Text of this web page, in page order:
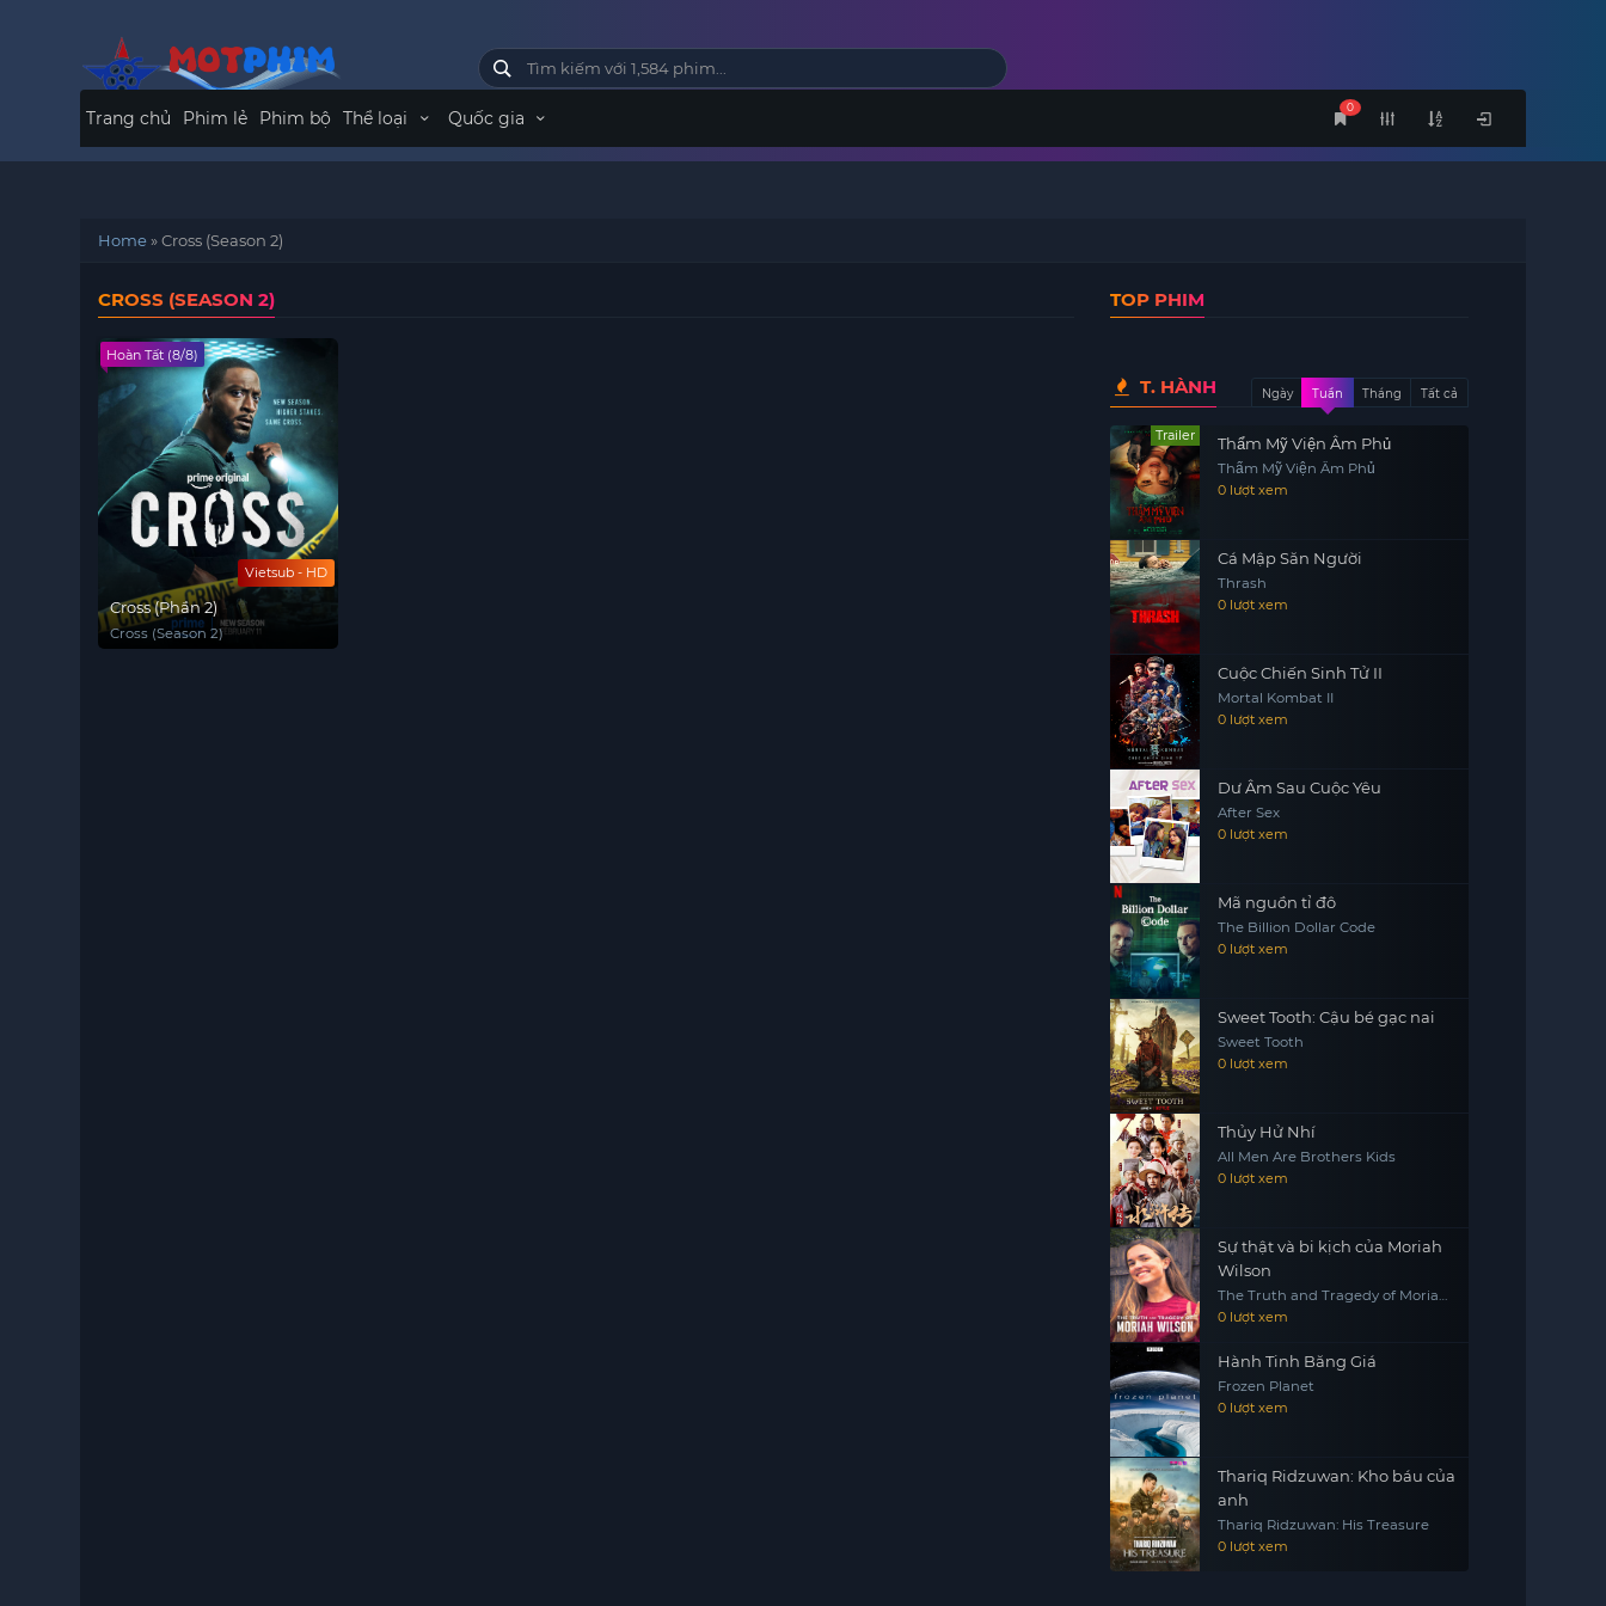
0
Trang chủ Phim lẻ Phim bộ Thể loại Quốc gia
Home»Cross (Season 2)
CROSS (SEASON 2)
Vietsub - HD
Hoàn Tất (8/8)
Cross (Phần 2)
Cross (Season 2)
TOP PHIM
T. HÀNH Ngày Tuần Tháng Tất cả
Trailer Thẩm Mỹ Viện Âm Phủ
Thẩm Mỹ Viện Âm Phủ
0 lượt xem
Cá Mập Săn Người
Thrash
0 lượt xem
Cuộc Chiến Sinh Tử II
Mortal Kombat II
0 lượt xem
Dư Âm Sau Cuộc Yêu
After Sex
0 lượt xem
Mã nguồn tỉ đô
The Billion Dollar Code
0 lượt xem
Sweet Tooth: Cậu bé gạc nai
Sweet Tooth
0 lượt xem
Thủy Hử Nhí
All Men Are Brothers Kids
0 lượt xem
Sự thật và bi kịch của Moriah
Wilson
The Truth and Tragedy of Moriah
Wilson
0 lượt xem
Hành Tinh Băng Giá
Frozen Planet
0 lượt xem
Thariq Ridzuwan: Kho báu của
anh
Thariq Ridzuwan: His Treasure
0 lượt xem